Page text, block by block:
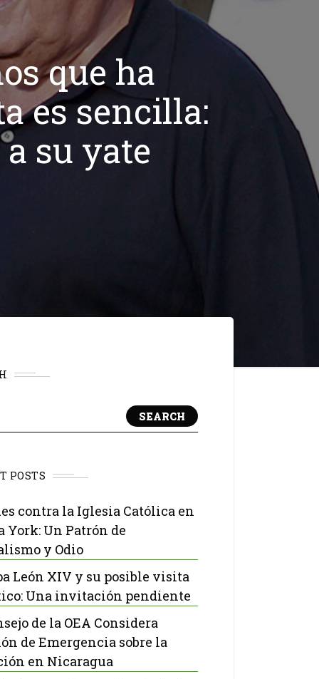
que ha
es sencilla:
su yate
SEARCH
POSTS
contra la Iglesia Católica en
York: Un Patrón de
y Odio
León XIV y su posible visita
Una invitación pendiente
de la OEA Considera
de Emergencia sobre la
en Nicaragua